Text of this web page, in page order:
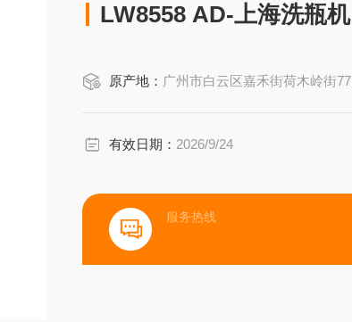
LW8558 AD-上海洗瓶机
原产地： 广州市白云区嘉禾街荷木岭街77号上胜大厦7楼
有效日期： 2026/9/24
服务热线